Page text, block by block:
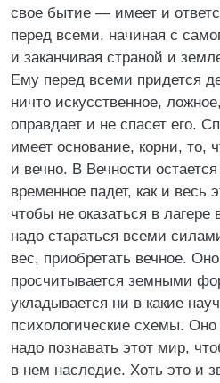
свое бытие — имеет и
перед всеми, начиная с
и заканчивая страной и
Ему перед всеми придется
ничто искусственное,
оправдает и не спасет его.
имеет основание, корни, то,
и вечно. В Вечности
временное падет, как и
чтобы не оказаться в
надо стараться всеми
вес, приобретать вечное.
просчитывается земными
укладывается ни в какие
психологические схемы.
надо познавать этот мир,
в нем наследие. Хоть это и